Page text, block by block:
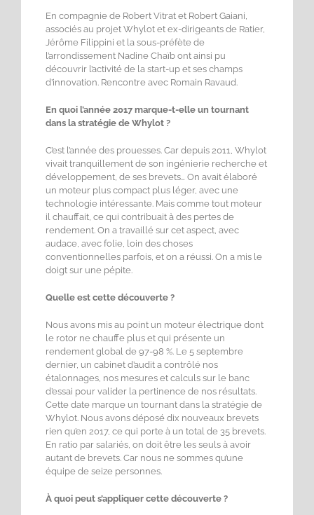
En compagnie de Robert Vitrat et Robert Gaiani,
associés au projet Whylot et ex-dirigeants de Ratier,
Jérôme Filippini et la sous-préfète de
l’arrondissement Nadine Chaïb ont ainsi pu
découvrir l’activité de la start-up et ses champs
d’innovation. Rencontre avec Romain Ravaud.
En quoi l’année 2017 marque-t-elle un tournant
dans la stratégie de Whylot ?
C’est l’année des prouesses. Car depuis 2011, Whylot
vivait tranquillement de son ingénierie recherche et
développement, de ses brevets… On avait élaboré
un moteur plus compact plus léger, avec une
technologie intéressante. Mais comme tout moteur
il chauffait, ce qui contribuait à des pertes de
rendement. On a travaillé sur cet aspect, avec
audace, avec folie, loin des choses
conventionnelles parfois, et on a réussi. On a mis le
doigt sur une pépite.
Quelle est cette découverte ?
Nous avons mis au point un moteur électrique dont
le rotor ne chauffe plus et qui présente un
rendement global de 97-98 %. Le 5 septembre
dernier, un cabinet d’audit a contrôlé nos
étalonnages, nos mesures et calculs sur le banc
d’essai pour valider la pertinence de nos résultats.
Cette date marque un tournant dans la stratégie de
Whylot. Nous avons déposé dix nouveaux brevets
rien qu’en 2017, ce qui porte à un total de 35 brevets.
En ratio par salariés, on doit être les seuls à avoir
autant de brevets. Car nous ne sommes qu’une
équipe de seize personnes.
À quoi peut s’appliquer cette découverte ?